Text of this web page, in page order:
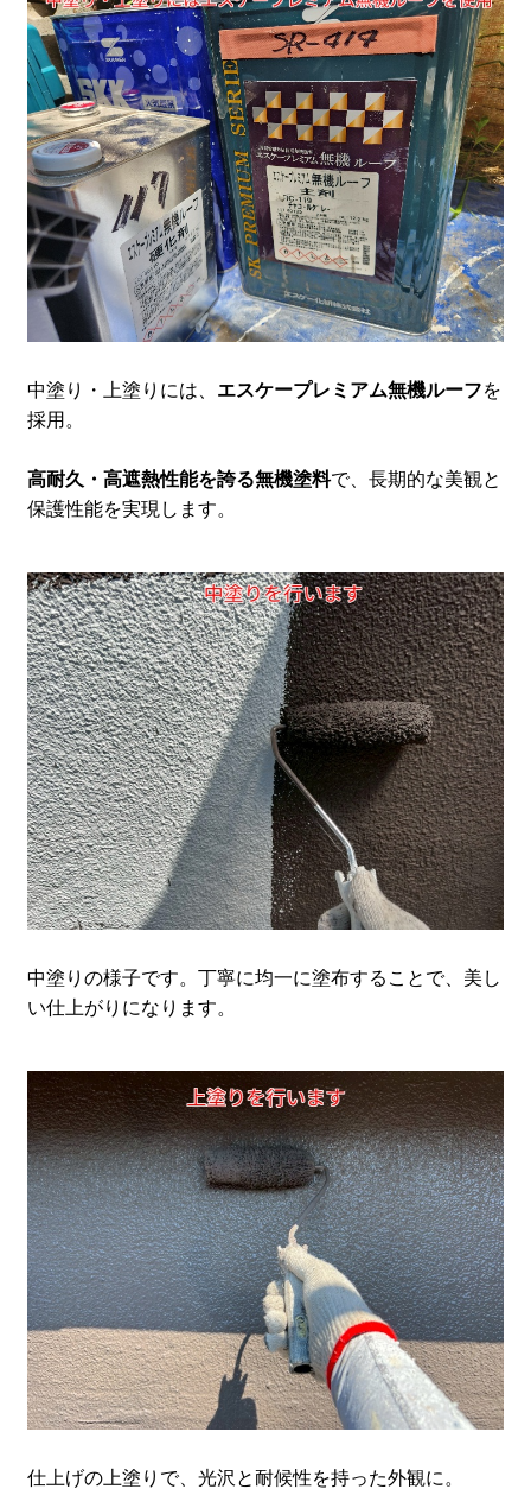
中塗り・上塗りには、 エスケープレミアム無機ルーフを
採用。
高耐久・高遮熱性能を誇る無機塗料で、長期的な美観と
保護性能を実現します。
中塗りの様子です。丁寧に均一に塗布することで、美し
い仕上がりになります。
仕上げの上塗りで、光沢と耐候性を持った外観に。